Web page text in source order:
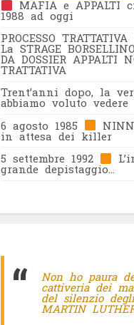
MAFIA e APPALTI
1988 ad oggi
PROCESSO
La STRAGE
DA DOSSIER APPALTI
TRATTATIVA
Trent’anni dopo, la
abbiamo voluto vedere
6 agosto 1985
in attesa dei killer
5 settembre 1992
grande depistaggio…
Non ho paura
cattiveria dei
del silenzio
MARTIN